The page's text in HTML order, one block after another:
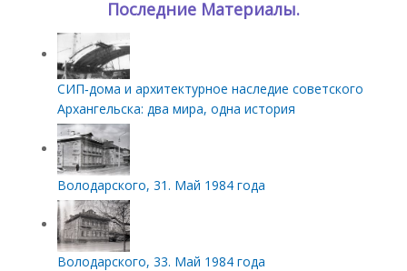
Последние Материалы.
СИП‑дома и архитектурное наследие советского
Архангельска: два мира, одна история
Володарского, 31. Май 1984 года
Володарского, 33. Май 1984 года